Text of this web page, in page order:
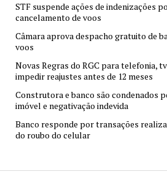
STF suspende ações de indenizações
cancelamento de voos
Câmara aprova despacho gratuito de
voos
Novas Regras do RGC para telefonia,
impedir reajustes antes de 12 meses
Construtora e banco são condenados
imóvel e negativação indevida
Banco responde por transações
do roubo do celular